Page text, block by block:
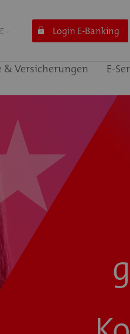
& Versicherungen E-
Login E-Banking